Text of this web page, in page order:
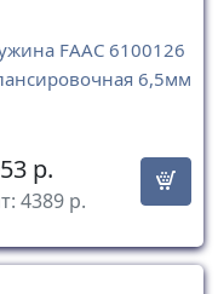
FAAC 6100126
6,5мм
р.
4389 р.